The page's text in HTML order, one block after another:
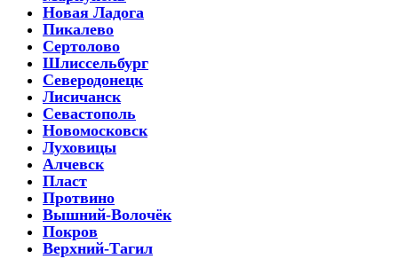
Новая Ладога
Пикалево
Сертолово
Шлиссельбург
Северодонецк
Лисичанск
Севастополь
Новомосковск
Луховицы
Алчевск
Пласт
Протвино
Вышний-Волочёк
Покров
Верхний-Тагил